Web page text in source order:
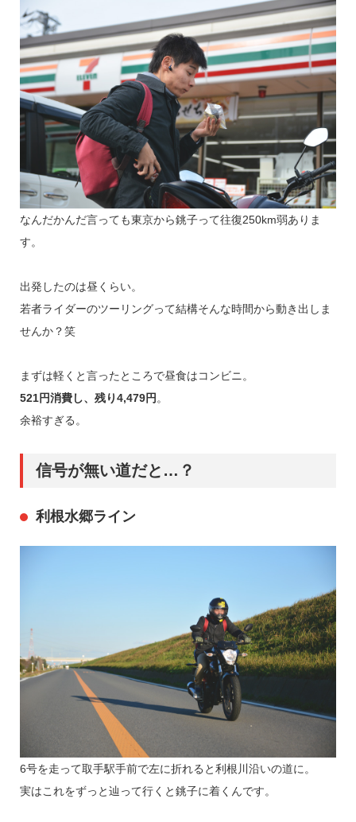
なんだかんだ言っても東京から銚子って往復250km弱ありま
す。
出発したのは昼くらい。
若者ライダーのツーリングって結構そんな時間から動き出しま
せんか？笑
まずは軽くと言ったところで昼食はコンビニ。
521円消費し、残り4,479円 。
余裕すぎる。
信号が無い道だと…？
利根水郷ライン
6号を走って取手駅手前で左に折れると利根川沿いの道に。
実はこれをずっと辿って行くと銚子に着くんです。